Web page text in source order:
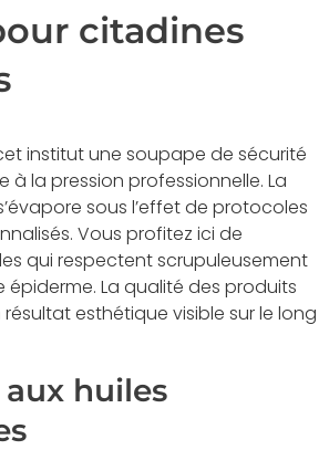
citadines
institut une soupape de sécurité
à la pression professionnelle. La
sous l’effet de protocoles
Vous profitez ici de
qui respectent scrupuleusement
épiderme. La qualité des produits
esthétique visible sur le long
aux huiles